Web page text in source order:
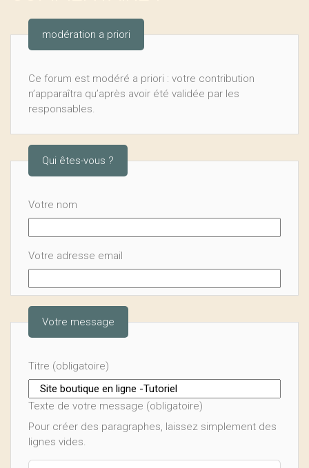
modération a priori
Ce forum est modéré a priori : votre contribution
n’apparaîtra qu’après avoir été validée par les
responsables.
Qui êtes-vous ?
Votre nom
Votre adresse email
Votre message
Titre (obligatoire)
Texte de votre message (obligatoire)
Pour créer des paragraphes, laissez simplement des
lignes vides.